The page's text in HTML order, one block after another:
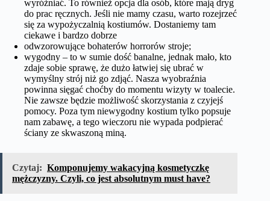
wyróżniać. To również opcja dla osób, które mają dryg
do prac ręcznych. Jeśli nie mamy czasu, warto rozejrzeć
się za wypożyczalnią kostiumów. Dostaniemy tam
ciekawe i bardzo dobrze
odwzorowujące bohaterów horrorów stroje;
wygodny – to w sumie dość banalne, jednak mało, kto
zdaje sobie sprawę, że dużo łatwiej się ubrać w
wymyślny strój niż go zdjąć. Nasza wyobraźnia
powinna sięgać choćby do momentu wizyty w toalecie.
Nie zawsze będzie możliwość skorzystania z czyjejś
pomocy. Poza tym niewygodny kostium tylko popsuje
nam zabawę, a tego wieczoru nie wypada podpierać
ściany ze skwaszoną miną.
Czytaj: Komponujemy wakacyjną kosmetyczkę
mężczyzny. Czyli, co jest absolutnym must have?